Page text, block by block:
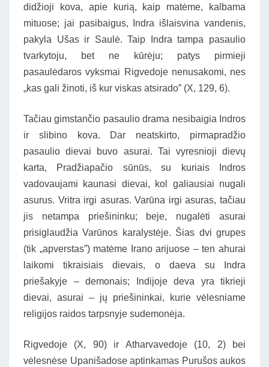
didžioji kova, apie kurią, kaip matėme, kalbama
mituose; jai pasibaigus, Indra išlaisvina vandenis,
pakyla Ušas ir Saulė. Taip Indra tampa pasaulio
tvarkytoju, bet ne kūrėju; patys pirmieji
pasaulėdaros vyksmai Rigvedoje nenusakomi, nes
„kas gali žinoti, iš kur viskas atsirado” (X, 129, 6).
Tačiau gimstančio pasaulio drama nesibaigia Indros
ir slibino kova. Dar neatskirto, pirmapradžio
pasaulio dievai buvo asurai. Tai vyresnioji dievų
karta, Pradžiapačio sūnūs, su kuriais Indros
vadovaujami kaunasi dievai, kol galiausiai nugali
asurus. Vritra irgi asuras. Varūna irgi asuras, tačiau
jis netampa priešininku; beje, nugalėti asurai
prisiglaudžia Varūnos karalystėje. Šias dvi grupes
(tik „apverstas”) matėme Irano arijuose – ten ahurai
laikomi tikraisiais dievais, o daeva su Indra
priešakyje – demonais; Indijoje deva yra tikrieji
dievai, asurai – jų priešininkai, kurie vėlesniame
religijos raidos tarpsnyje sudemonėja.
Rigvedoje (X, 90) ir Atharvavedoje (10, 2) bei
vėlesnėse Upanišadose aptinkamas Purušos aukos